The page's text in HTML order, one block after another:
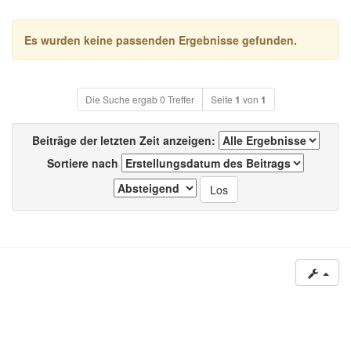
Es wurden keine passenden Ergebnisse gefunden.
Die Suche ergab 0 Treffer Seite 1 von 1
Beiträge der letzten Zeit anzeigen:
Sortiere nach